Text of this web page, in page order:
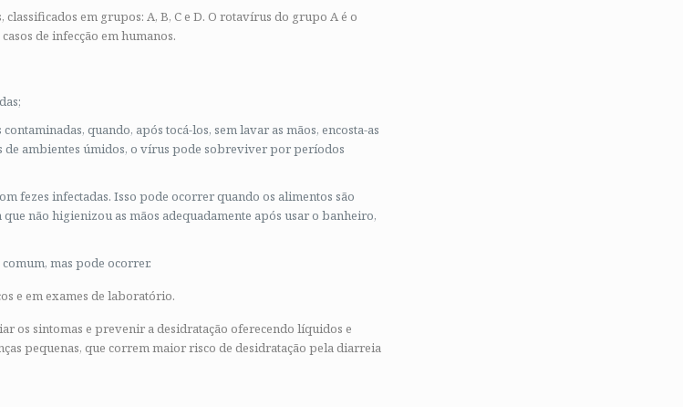
em grupos: A, B, C e D. O rotavírus do grupo A é o
de infecção em humanos.
quando, após tocá-los, sem lavar as mãos, encosta-as
de ambientes úmidos, o vírus pode sobreviver por períodos
fezes infectadas. Isso pode ocorrer quando os alimentos são
não higienizou as mãos adequadamente após usar o banheiro,
mas pode ocorrer.
e em exames de laboratório.
os sintomas e prevenir a desidratação oferecendo líquidos e
pequenas, que correm maior risco de desidratação pela diarreia